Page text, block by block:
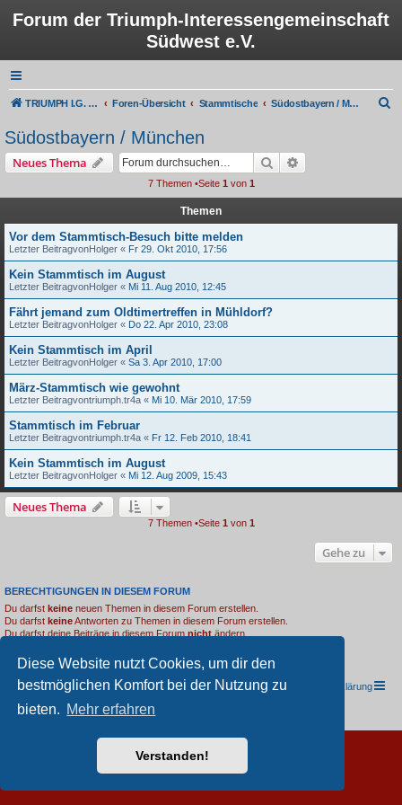
Diese Website nutzt Cookies, um dir den
bestmöglichen Komfort bei der Nutzung zu
bieten. Mehr erfahren
Verstanden!
Forum der Triumph-Interessengemeinschaft
Südwest e.V.
TRIUMPH I.G. Südwest e.V. Foren-Übersicht Stammtische Südostbayern / München
Südostbayern / München
Neues Thema Suche
7 Themen •Seite 1 von 1
Themen
Vor dem Stammtisch-Besuch bitte melden
Letzter BeitragvonHolger « Fr 29. Okt 2010, 17:56
Kein Stammtisch im August
Letzter BeitragvonHolger « Mi 11. Aug 2010, 12:45
Fährt jemand zum Oldtimertreffen in Mühldorf?
Letzter BeitragvonHolger « Do 22. Apr 2010, 23:08
Kein Stammtisch im April
Letzter BeitragvonHolger « Sa 3. Apr 2010, 17:00
März-Stammtisch wie gewohnt
Letzter Beitragvontriumph.tr4a « Mi 10. Mär 2010, 17:59
Stammtisch im Februar
Letzter Beitragvontriumph.tr4a « Fr 12. Feb 2010, 18:41
Kein Stammtisch im August
Letzter BeitragvonHolger « Mi 12. Aug 2009, 15:43
Neues Thema
7 Themen •Seite 1 von 1
Gehe zu
BERECHTIGUNGEN IN DIESEM FORUM
Du darfst keine neuen Themen in diesem Forum erstellen.
Du darfst keineAntworten zu Themen in diesem Forum erstellen.
Du darfst deine Beiträge in diesem Forum nicht ändern.
Du darfst keineDateianhänge in diesem Forum erstellen.
TRIUMPH I.G. Südwest e.V. Foren-Übersicht Datenschutzerklärung
Powered byphpBB